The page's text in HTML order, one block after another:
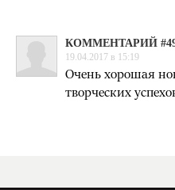
КОММЕНТАРИЙ
19.04.2017 в 15:19
Очень хорошая
творческих